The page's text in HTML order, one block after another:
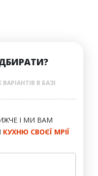
В БАЗІ
І МИ ВАМ
КУХНЮ СВОЄЇ МРІЇ